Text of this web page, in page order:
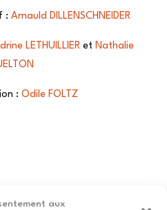
aux
: Arnauld DILLENSCHNEIDER
LETHUILLIERet Nathalie
:Odile FOLTZ